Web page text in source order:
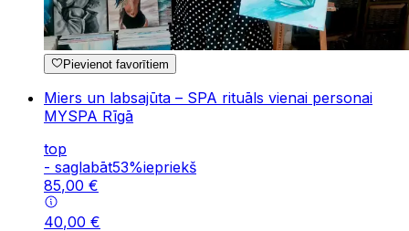
Pievienot favorītiem
Miers un labsajūta – SPA rituāls vienai personai
MYSPA Rīgā
top
- saglabāt53%iepriekš
85,00 €
40,00 €